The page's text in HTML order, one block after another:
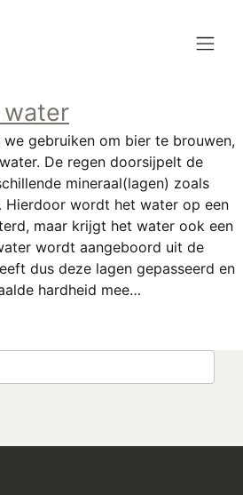
HOME
BLOG
AGENDA
water
gebruiken om bier te brouwen,
De regen doorsijpelt de
mineraal(lagen) zoals
Hierdoor wordt het water op een
maar krijgt het water ook een
wordt aangeboord uit de
dus deze lagen gepasseerd en
hardheid mee…